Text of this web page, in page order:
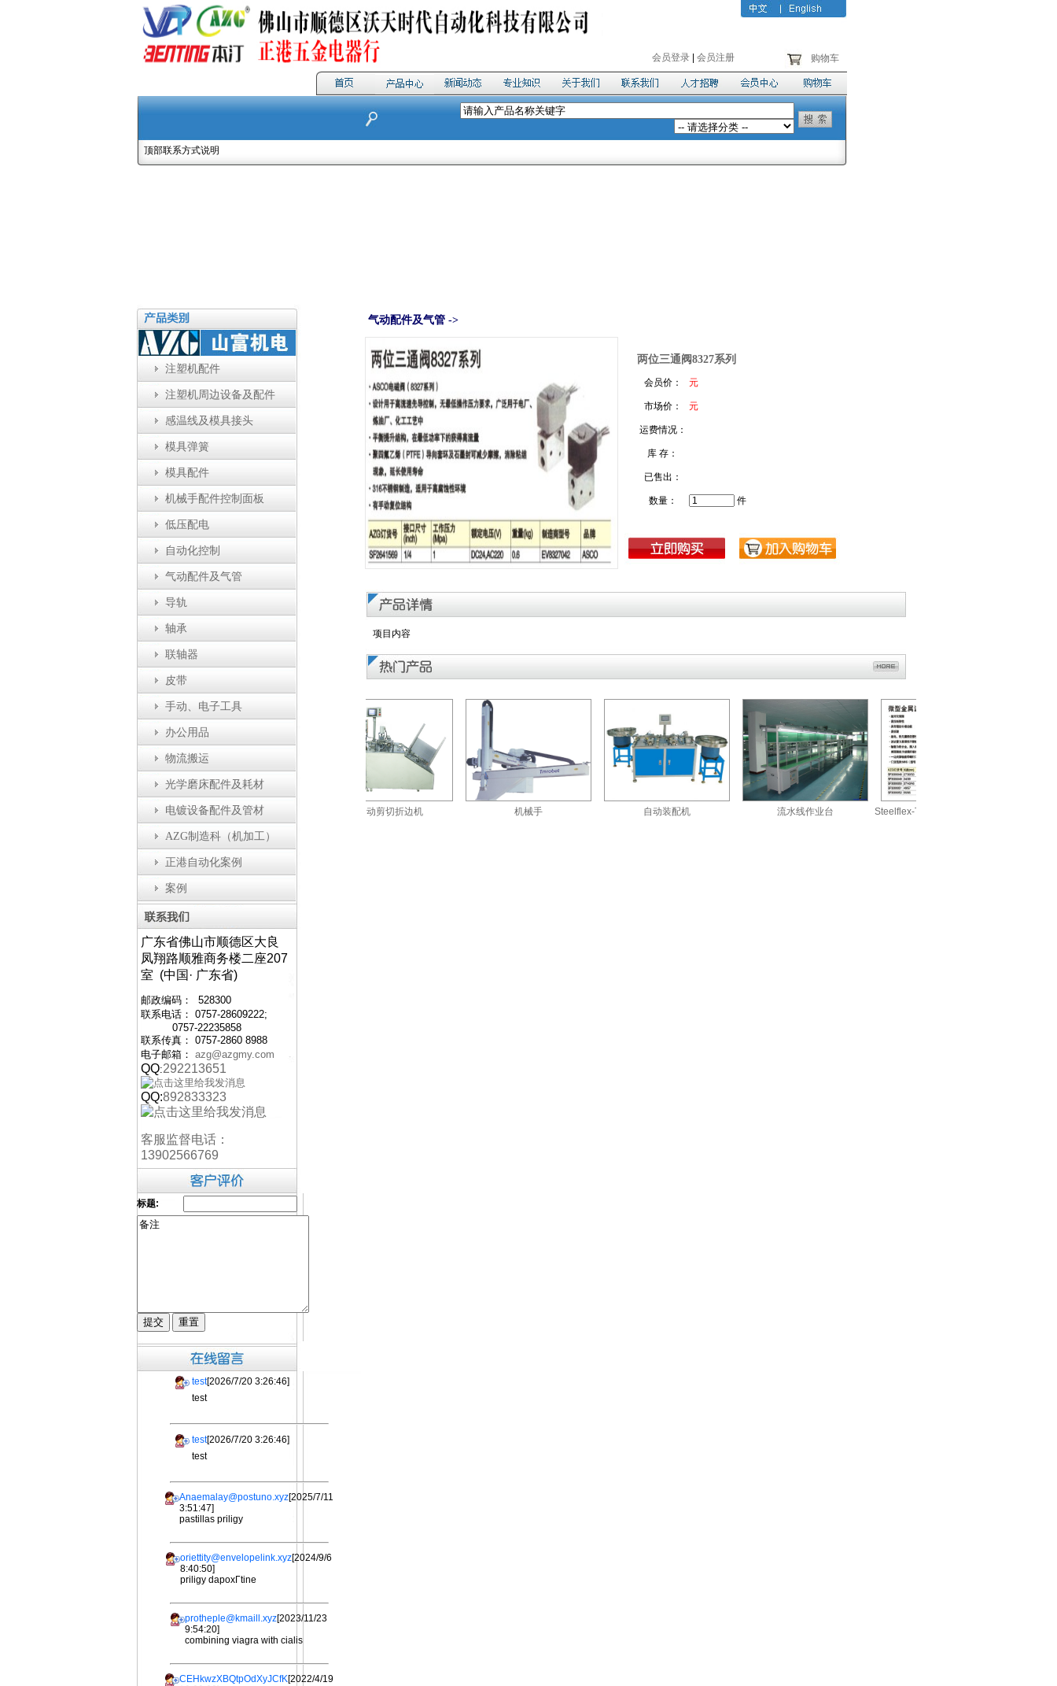
会员登录| 会员注册 购物车
顶部联系方式说明
注塑机配件
注塑机周边设备及配件
感温线及模具接头
模具弹簧
模具配件
机械手配件控制面板
低压配电
自动化控制
气动配件及气管
导轨
轴承
联轴器
皮带
手动、电子工具
办公用品
物流搬运
光学磨床配件及耗材
电镀设备配件及管材
AZG制造科（机加工）
正港自动化案例
案例
广东省佛山市顺德区大良
凤翔路顺雅商务楼二座207
室 (中国· 广东省)
邮政编码： 528300
联系电话： 0757-28609222;
0757-22235858
联系传真： 0757-2860 8988
电子邮箱： azg@azgmy.com
QQ:292213651
QQ:892833323
客服监督电话：
13902566769
标题:
test[2026/7/20 3:26:46]
test
test[2026/7/20 3:26:46]
test
Anaemalay@postuno.xyz[2025/7/11
3:51:47]
pastillas priligy
oriettity@envelopelink.xyz[2024/9/6
8:40:50]
priligy dapoxГtine
protheple@kmaill.xyz[2023/11/23
9:54:20]
combining viagra with cialis
CEHkwzXBQtpOdXyJCfK[2022/4/19
气动配件及气管 ->
两位三通阀8327系列
会员价： 元
市场价： 元
运费情况：
库 存：
已售出：
数量： 件
项目内容
防静电工作台 自动剪切折边机 机械手 自动装配机 流水线作业台 Steelflex-T型弹簧联轴器T10系列